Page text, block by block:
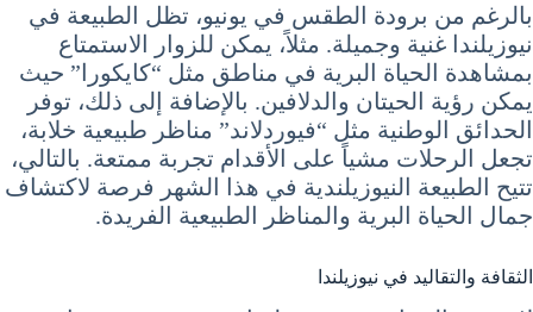
بالرغم من برودة الطقس في يونيو، تظل الطبيعة في
نيوزيلندا غنية وجميلة. مثلاً، يمكن للزوار الاستمتاع
بمشاهدة الحياة البرية في مناطق مثل “كايكورا” حيث
يمكن رؤية الحيتان والدلافين. بالإضافة إلى ذلك، توفر
الحدائق الوطنية مثل “فيوردلاند” مناظر طبيعية خلابة،
تجعل الرحلات مشياً على الأقدام تجربة ممتعة. بالتالي،
تتيح الطبيعة النيوزيلندية في هذا الشهر فرصة لاكتشاف
جمال الحياة البرية والمناظر الطبيعية الفريدة.
الثقافة والتقاليد في نيوزيلندا